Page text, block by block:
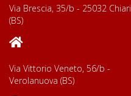
Via Brescia, 35/b - 25032 Chiari
(BS)
Via Vittorio Veneto, 56/b -
Verolanuova (BS)